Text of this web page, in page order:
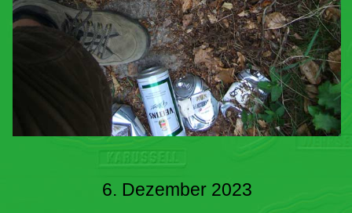
6. Dezember 2023